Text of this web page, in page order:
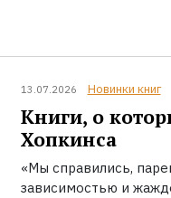
13.07.2026 Новинки книг
Книги, о
Хопкинса
«Мы справились,
зависимостью и